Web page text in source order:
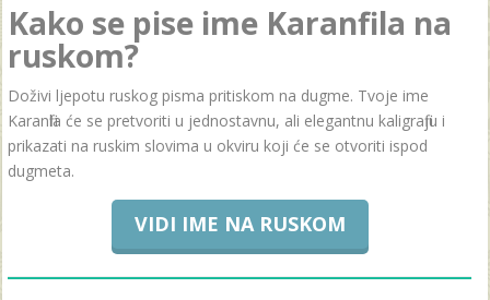
Kako se pise ime Karanfila na
ruskom?
Doživi ljepotu ruskog pisma pritiskom na dugme. Tvoje ime
Karanfila će se pretvoriti u jednostavnu, ali elegantnu kaligrafiju i
prikazati na ruskim slovima u okviru koji će se otvoriti ispod
dugmeta.
VIDI IME NA RUSKOM